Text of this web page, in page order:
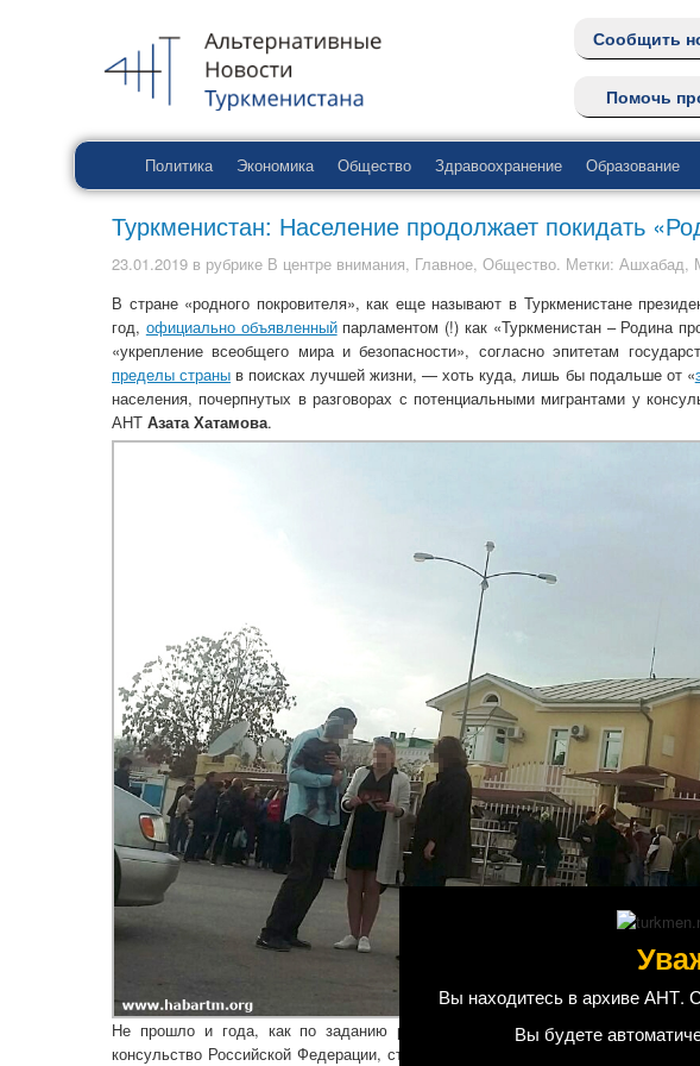
Сообщить
Помочь
Политика Экономика Общество Здравоохранение Образование
Туркменистан: Население продолжает покидать
23.01.2019 в рубрике В центре внимания, Главное, Общество. Метки: Ашхабад,
В стране «родного покровителя», как еще называют в Туркменистане
год, официально объявленныйпарламентом (!) как «Туркменистан – Родина
«укрепление всеобщего мира и безопасности», согласно эпитетам
пределы страны в поисках лучшей жизни, — хоть куда, лишь бы подальше от «
населения, почерпнутых в разговорах с потенциальными мигрантами у
АНТ Азата Хатамова.
Не прошло и года, как по заданию редакции я вновь оказался в районе
консульство Российской Федерации, ставшее в последнее время
Вы находитесь в архиве АНТ.
Вы будете